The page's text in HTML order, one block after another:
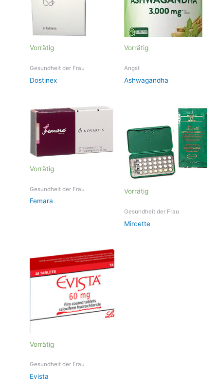
Vorrätig
Gesundheit der Frau
Dostinex
Vorrätig
Angst
Ashwagandha
Vorrätig
Gesundheit der Frau
Femara
Vorrätig
Gesundheit der Frau
Mircette
Vorrätig
Gesundheit der Frau
Evista